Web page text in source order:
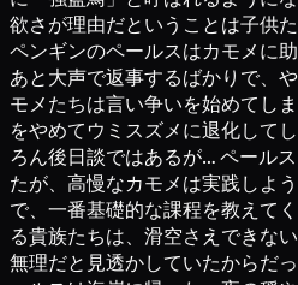
欲さが理由だということは子供
ペンギンのペールスはカモメに
あと大声で返事するばかりで、
モメたちは言い争いを始めてし
をやめてウミスズメに退化して
ろん後日談ではあるが… ペール
たが、高慢なカモメは実践しよ
で、一番基礎的な課程を教えて
る貴族たちは、滑空さえできな
無理だと見透かしていたからだ